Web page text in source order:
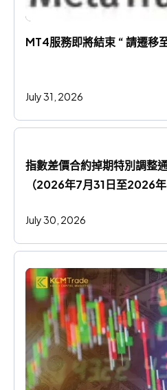
MT4服務即將結束 “ 請遷移
July 31, 2026
指數差價合約掉期特別調整
（2026年7月31日至2026年
July 30, 2026